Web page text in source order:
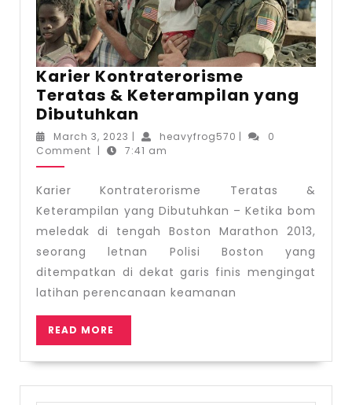
Karier Kontraterorisme
Teratas & Keterampilan yang
Dibutuhkan
Kontraterorisme
Teratas
Keterampilan
yang
Dibutuhkan
March 3, 2023 March
3,
| heavyfrog570 heavyfrog570
|
0
Comment | 7:41 am
Karier Kontraterorisme Teratas &
Keterampilan yang Dibutuhkan – Ketika bom
meledak di tengah Boston Marathon 2013,
seorang letnan Polisi Boston yang
ditempatkan di dekat garis finis mengingat
latihan perencanaan keamanan
READ MORE
MORE